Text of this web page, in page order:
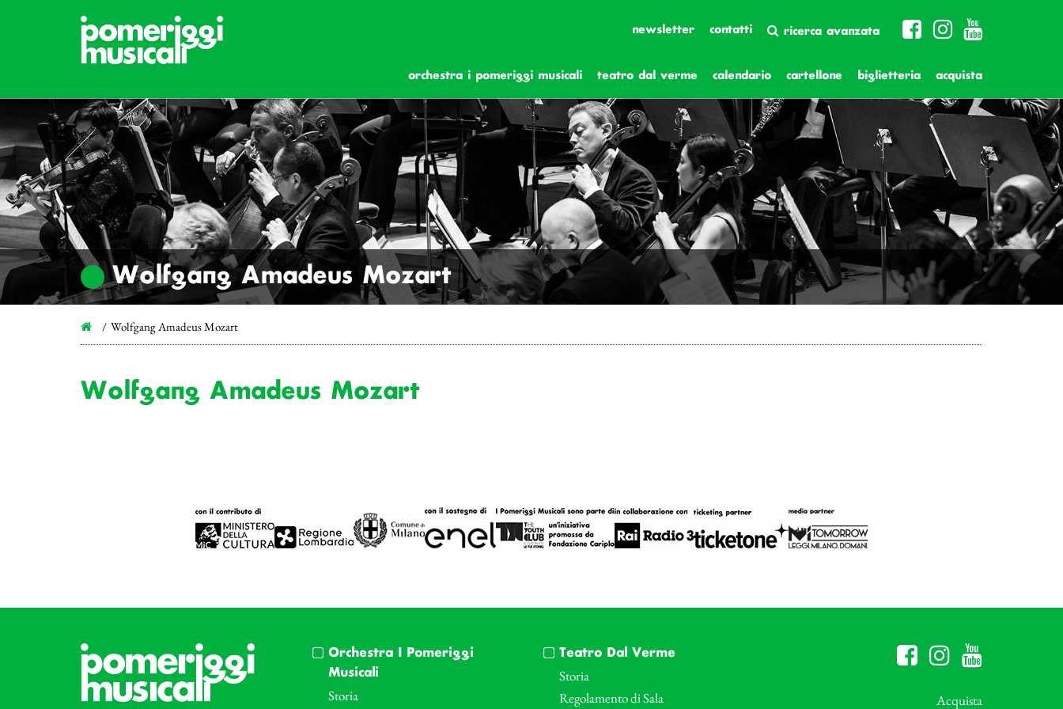
newsletter contatti ricerca avanzata
orchestra i pomeriggi musicali teatro dal verme calendario cartellone biglietteria acquista
Wolfgang Amadeus Mozart
Wolfgang Amadeus Mozart
Wolfgang Amadeus Mozart
Orchestra I Pomeriggi
Musicali
Storia
Teatro Dal Verme
Storia
Regolamento di Sala
Acquista